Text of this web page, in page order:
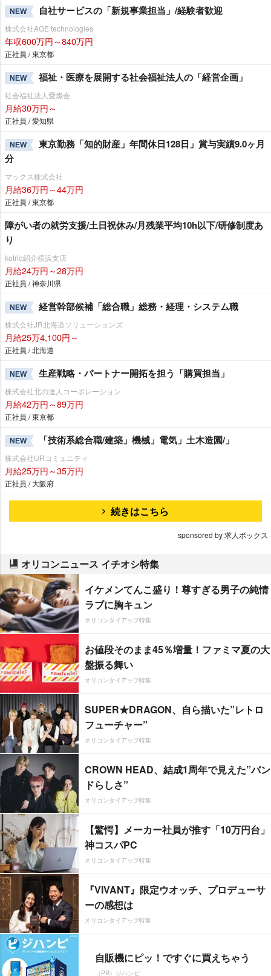
NEW 自社サービスの「新規事業担当」/経験者歓迎
株式会社AGE technologies
年収600万円～840万円
正社員 / 東京都
NEW 福祉・医療を展開する社会福祉法人の「経営企画」
社会福祉法人愛燦会
月給30万円～
正社員 / 愛知県
NEW
東京勤務「知的財産」年間休日128日」賞与実績9.0ヶ月
分
マックス株式会社
月給36万円～44万円
正社員 / 東京都
障がい者の就労支援/土日祝休み/月残業平均10h以下/研修制度あ
り
kotrio紹介横浜支店
月給24万円～28万円
正社員 / 神奈川県
NEW 経営幹部候補「総合職」総務・経理・システム職
株式会社JR北海道ソリューションズ
月給25万4,100円～
正社員 / 北海道
NEW 生産戦略・パートナー開拓を担う「購買担当」
株式会社北の達人コーポレーション
月給42万円～89万円
正社員 / 東京都
NEW 「技術系総合職/建築」機械」電気」土木造園/」
株式会社URコミュニティ
月給25万円～35万円
正社員 / 大阪府
続きはこちら
sponsored by 求人ボックス
オリコンニュース イチオシ特集
イケメンてんこ盛り！尊すぎる男子の純情
ラブに胸キュン
オリコンタイアップ特集
お値段そのまま45％増量！ファミマ夏の大
盤振る舞い
オリコンタイアップ特集
SUPER★DRAGON、自ら描いた”レトロ
フューチャー”
オリコンタイアップ特集
CROWN HEAD、結成1周年で見えた”バン
ドらしさ”
オリコンタイアップ特集
【驚愕】メーカー社員が推す「10万円台」
神コスパPC
オリコンタイアップ特集
『VIVANT』限定ウオッチ、プロデューサ
ーの感想は
オリコンタイアップ特集
自販機にピッ！ですぐに買えちゃう
（PR）ジハンピ